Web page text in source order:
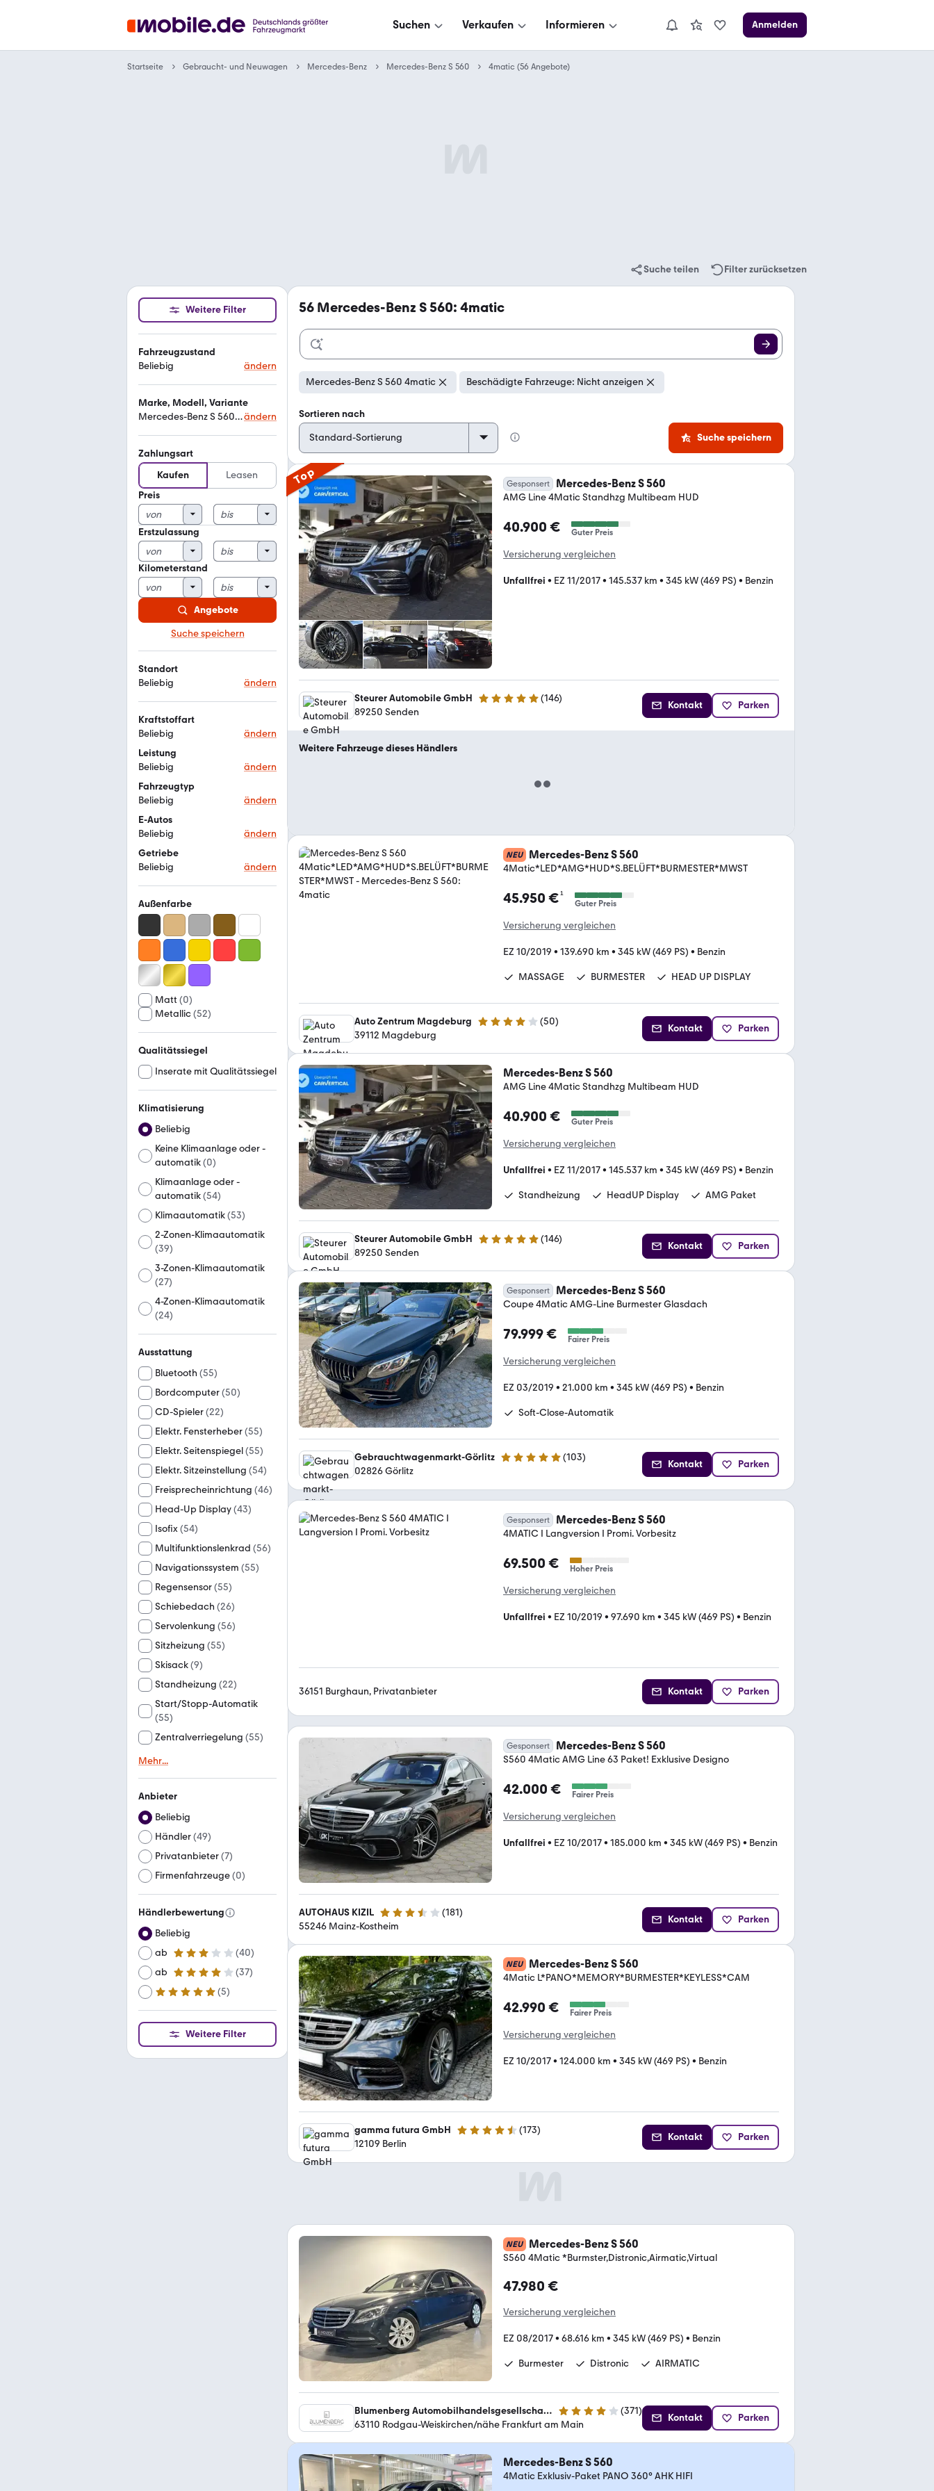
Suchen Verkaufen Informieren Anmelden
Startseite Gebraucht- und Neuwagen Mercedes-Benz Mercedes-Benz S 560 4matic (56 Angebote)
Suche teilen Filter zurücksetzen
Weitere Filter
Fahrzeugzustand
Beliebig
ändern
Marke, Modell, Variante
Mercedes-Benz S 560 4maticändern
Zahlungsart
Kaufen
Leasen
Preis
Erstzulassung
Kilometerstand
Angebote
Suche speichern
Standort
Beliebig
ändern
Kraftstoffart
Beliebig
ändern
Leistung
Beliebig
ändern
Fahrzeugtyp
Beliebig
ändern
E-Autos
Beliebig
ändern
Getriebe
Beliebig
ändern
Außenfarbe
Matt (0)
Metallic(52)
Qualitätssiegel
Inserate mit Qualitätssiegel
Klimatisierung
Beliebig
Keine Klimaanlage oder -
automatik(0)
Klimaanlage oder -
automatik(54)
Klimaautomatik(53)
2-Zonen-Klimaautomatik
(39)
3-Zonen-Klimaautomatik
(27)
4-Zonen-Klimaautomatik
(24)
Ausstattung
Bluetooth (55)
Bordcomputer(50)
CD-Spieler(22)
Elektr. Fensterheber(55)
Elektr. Seitenspiegel(55)
Elektr. Sitzeinstellung (54)
Freisprecheinrichtung (46)
Head-Up Display(43)
Isofix(54)
Multifunktionslenkrad (56)
Navigationssystem (55)
Regensensor(55)
Schiebedach (26)
Servolenkung (56)
Sitzheizung (55)
Skisack(9)
Standheizung (22)
Start/Stopp-Automatik
(55)
Zentralverriegelung (55)
Mehr...
Anbieter
Beliebig
Händler(49)
Privatanbieter(7)
Firmenfahrzeuge(0)
Händlerbewertung
Beliebig
ab
3 Sterne (40)
ab
4 Sterne (37)
ab
5 Sterne (5)
Weitere Filter
56 Mercedes-Benz S 560: 4matic
Mercedes-Benz S 560 4matic Beschädigte Fahrzeuge: Nicht anzeigen
Sortieren nach
Suche speichern
Top Gesponsert Mercedes-Benz S 560
AMG Line 4Matic Standhzg Multibeam HUD
40.900 € Guter Preis
Versicherung vergleichen
Unfallfrei • EZ 11/2017• 145.537 km • 345 kW (469 PS) • Benzin
Steurer Automobile GmbH 4.8 Sterne (146)
89250 Senden
Kontakt Parken
Weitere Fahrzeuge dieses Händlers
NEU Mercedes-Benz S 560
4Matic*LED*AMG*HUD*S.BELÜFT*BURMESTER*MWST
45.950 €¹
Guter Preis
Versicherung vergleichen
EZ 10/2019 • 139.690 km • 345 kW (469 PS) • Benzin
MASSAGE BURMESTER HEAD UP DISPLAY
Auto Zentrum Magdeburg 4 Sterne (50)
39112 Magdeburg
Kontakt Parken
Mercedes-Benz S 560
AMG Line 4Matic Standhzg Multibeam HUD
40.900 € Guter Preis
Versicherung vergleichen
Unfallfrei • EZ 11/2017• 145.537 km • 345 kW (469 PS) • Benzin
Standheizung HeadUP Display AMG Paket
Steurer Automobile GmbH 4.8 Sterne (146)
89250 Senden
Kontakt Parken
Gesponsert Mercedes-Benz S 560
Coupe 4Matic AMG-Line Burmester Glasdach
79.999 € Fairer Preis
Versicherung vergleichen
EZ 03/2019 • 21.000 km • 345 kW (469 PS) • Benzin
Soft-Close-Automatik
Gebrauchtwagenmarkt-Görlitz 4.8 Sterne (103)
02826 Görlitz
Kontakt Parken
Gesponsert Mercedes-Benz S 560
4MATIC I Langversion I Promi. Vorbesitz
69.500 € Hoher Preis
Versicherung vergleichen
Unfallfrei • EZ 10/2019 • 97.690 km • 345 kW (469 PS) • Benzin
36151 Burghaun, Privatanbieter Kontakt Parken
Gesponsert Mercedes-Benz S 560
S560 4Matic AMG Line 63 Paket! Exklusive Designo
42.000 € Fairer Preis
Versicherung vergleichen
Unfallfrei • EZ 10/2017• 185.000 km • 345 kW (469 PS) • Benzin
AUTOHAUS KIZIL 3.6 Sterne (181)
55246 Mainz-Kostheim
Kontakt Parken
NEU Mercedes-Benz S 560
4Matic L*PANO*MEMORY*BURMESTER*KEYLESS*CAM
42.990 € Fairer Preis
Versicherung vergleichen
EZ 10/2017• 124.000 km • 345 kW (469 PS) • Benzin
gamma futura GmbH 4.3 Sterne (173)
12109 Berlin
Kontakt Parken
NEU Mercedes-Benz S 560
S560 4Matic *Burmster,Distronic,Airmatic,Virtual
47.980 €
Versicherung vergleichen
EZ 08/2017• 68.616 km • 345 kW (469 PS) • Benzin
Burmester Distronic AIRMATIC
Blumenberg Automobilhandelsgesellschaft mbH 4.2 Sterne (371)
63110 Rodgau-Weiskirchen/nähe Frankfurt am Main
Kontakt Parken
Mercedes-Benz S 560
4Matic Exklusiv-Paket PANO 360° AHK HIFI